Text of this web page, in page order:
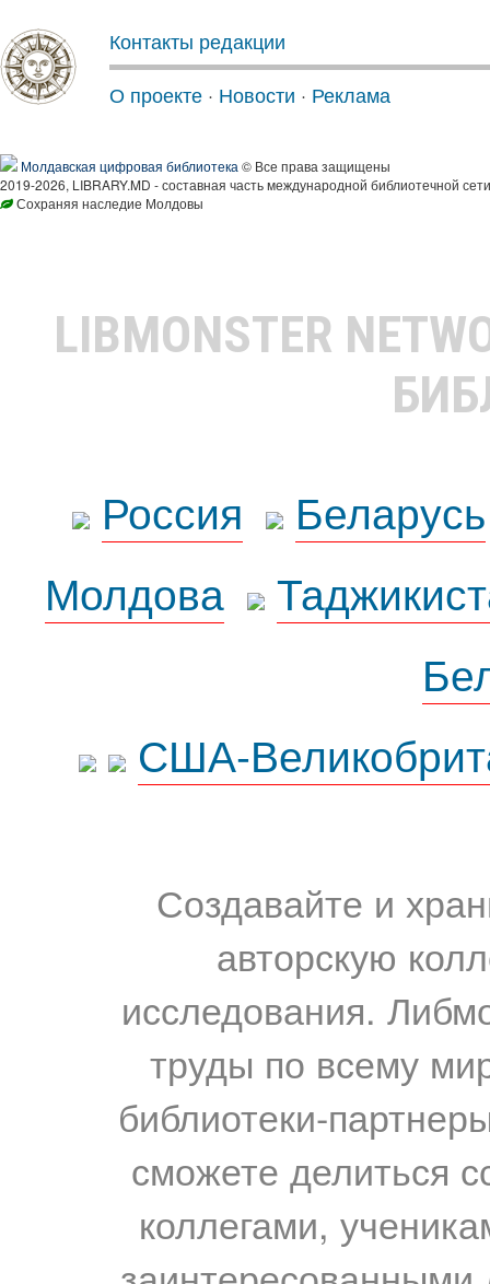
Контакты редакции
О проекте · Новости · Реклама
Молдавская цифровая библиотека © Все права защищены
2019-2026, LIBRARY.MD - составная часть международной библиотечной
Сохраняя наследие Молдовы
LIBMONSTER
Россия
Беларусь
Молдова
США-
Создавайте и
авторскую
исследования.
труды по всему
библиотеки-
сможете делиться
коллегами,